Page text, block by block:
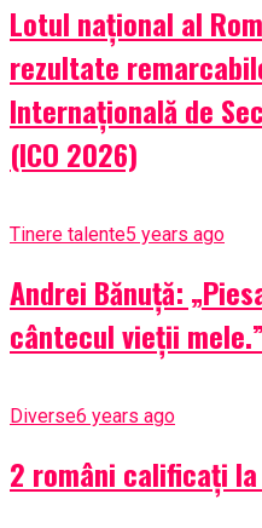
Lotul național al
rezultate
Internațională de
(ICO 2026)
Tinere talente5 years ago
Andrei Bănuță:
cântecul vieții mele.”
Diverse6 years ago
2 români calificați